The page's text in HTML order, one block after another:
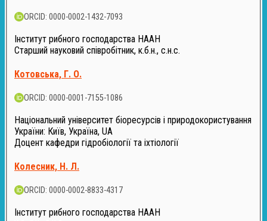
ORCID: 0000-0002-1432-7093
Інститут рибного господарства НААН
Старший науковий співробітник, к.б.н., с.н.с.
Котовська, Г. О.
ORCID: 0000-0001-7155-1086
Національний університет біоресурсів і природокористування
України: Київ, Україна, UA
Доцент кафедри гідробіології та іхтіології
Колесник, Н. Л.
ORCID: 0000-0002-8833-4317
Інститут рибного господарства НААН